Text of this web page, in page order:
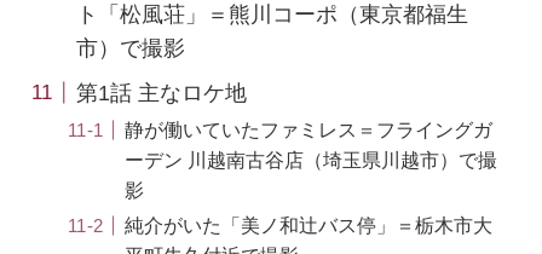
ト「松風荘」＝熊川コーポ（東京都福生
市）で撮影
第1話 主なロケ地
静が働いていたファミレス＝フライングガ
ーデン 川越南古谷店（埼玉県川越市）で撮
影
純介がいた「美ノ和辻バス停」＝栃木市大